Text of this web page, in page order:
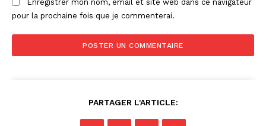
Enregistrer mon nom, email et site web dans ce navigateur
pour la prochaine fois que je commenterai.
PARTAGER L'ARTICLE: